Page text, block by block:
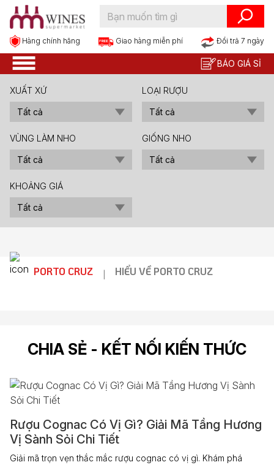
Hàng chính hãng Giao hàng miễn phí Đổi trả 7 ngày
BÁO GIÁ SỈ
XUẤT XỨ LOẠI RƯỢU
VÙNG LÀM NHO GIỐNG NHO
KHOẢNG GIÁ
PORTO CRUZ | HIỂU VỀ PORTO CRUZ
CHIA SẺ - KẾT NỐI KIẾN THỨC
Rượu Cognac Có Vị Gì? Giải Mã Tầng Hương
Vị Sành Sỏi Chi Tiết
Giải mã trọn vẹn thắc mắc rượu cognac có vị gì. Khám phá